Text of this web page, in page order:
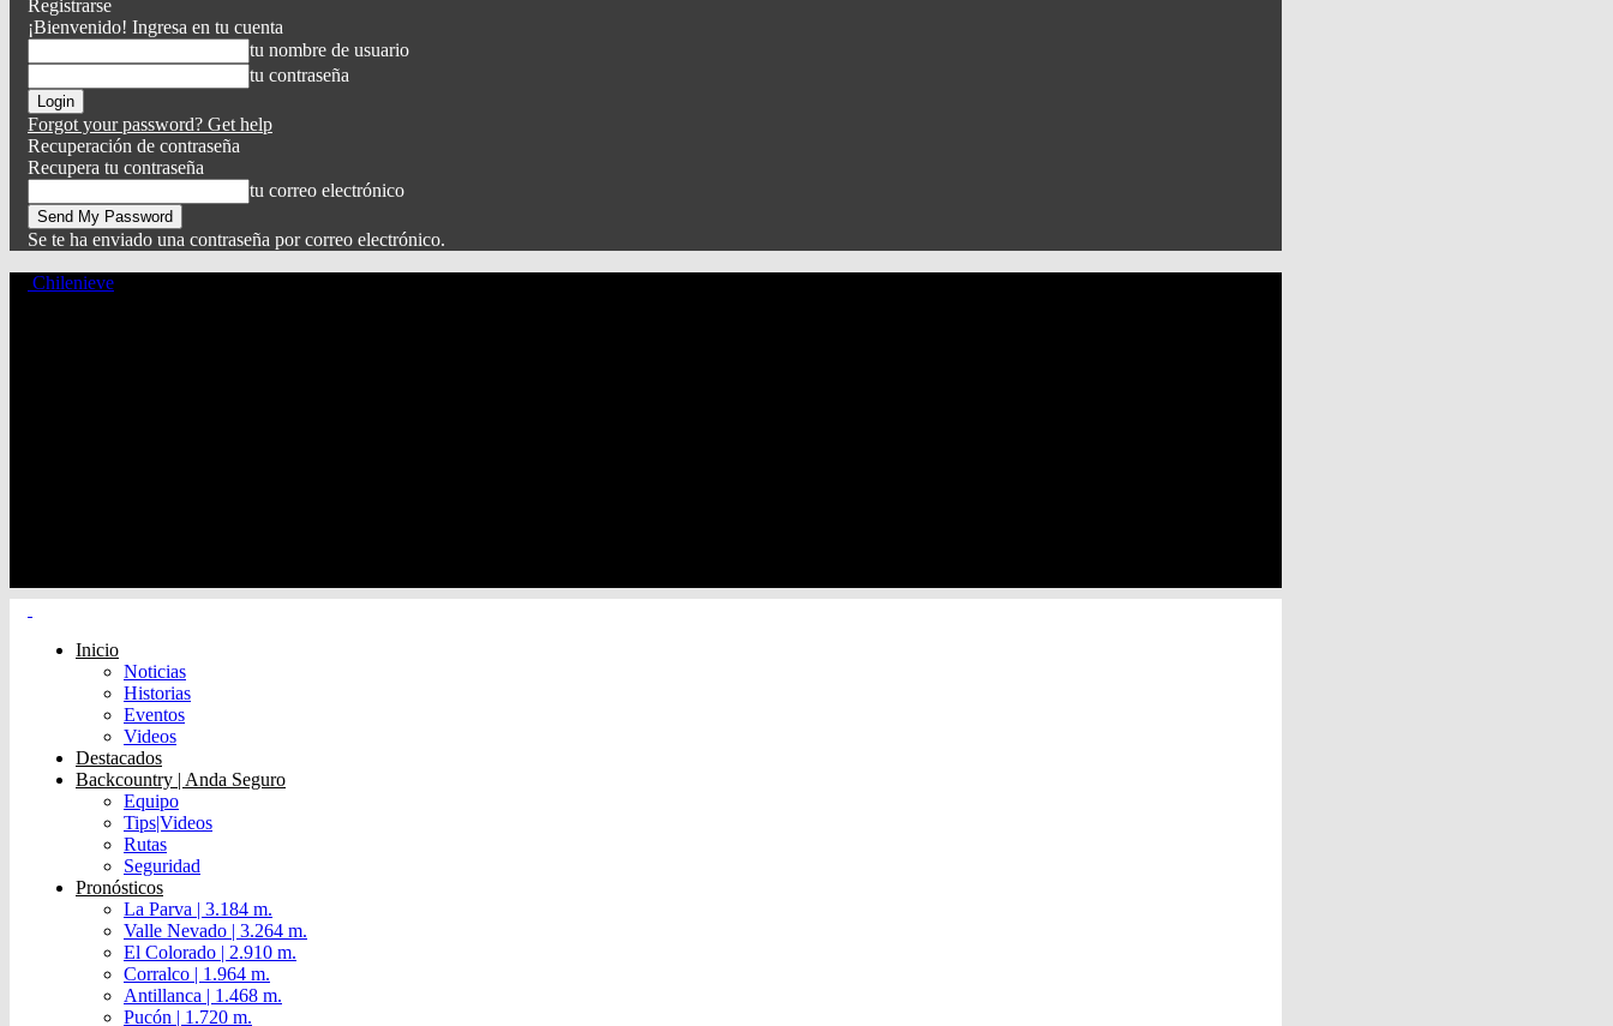
Registrarse
¡Bienvenido! Ingresa en tu cuenta
tu nombre de usuario
tu contraseña
Forgot your password? Get help
Recuperación de contraseña
Recupera tu contraseña
tu correo electrónico
Se te ha enviado una contraseña por correo electrónico.
Chilenieve
Inicio
Noticias
Historias
Eventos
Videos
Destacados
Backcountry | Anda Seguro
Equipo
Tips|Videos
Rutas
Seguridad
Pronósticos
La Parva | 3.184 m.
Valle Nevado | 3.264 m.
El Colorado | 2.910 m.
Corralco | 1.964 m.
Antillanca | 1.468 m.
Pucón | 1.720 m.